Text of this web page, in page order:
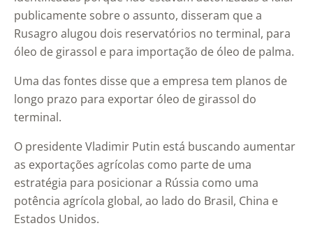
publicamente sobre o assunto, disseram que a
Rusagro alugou dois reservatórios no terminal, para
óleo de girassol e para importação de óleo de palma.
Uma das fontes disse que a empresa tem planos de
longo prazo para exportar óleo de girassol do
terminal.
O presidente Vladimir Putin está buscando aumentar
as exportações agrícolas como parte de uma
estratégia para posicionar a Rússia como uma
potência agrícola global, ao lado do Brasil, China e
Estados Unidos.